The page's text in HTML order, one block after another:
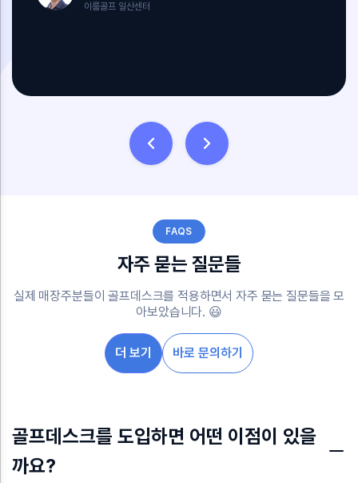
이룸골프 일산센터
FAQS
자주 묻는 질문들
실제 매장주분들이 골프데스크를 적용하면서 자주 묻는 질문들을 모
아보았습니다. 😃
더 보기 바로 문의하기
골프데스크를 도입하면 어떤 이점이 있을
까요?